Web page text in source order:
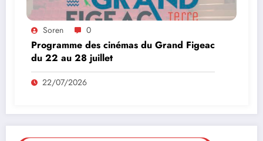
Soren 0
Programme des cinémas du Grand Figeac
du 22 au 28 juillet
22/07/2026